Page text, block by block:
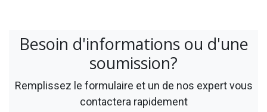
Besoin d'informations ou d'une
soumission?
Remplissez le formulaire et un de nos expert vous
contactera rapidement